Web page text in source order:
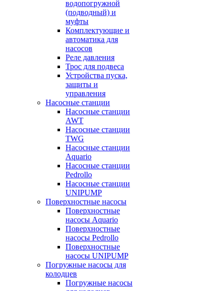
водопогружной
(подводный) и
муфты
Комплектующие и
автоматика для
насосов
Реле давления
Трос для подвеса
Устройства пуска,
защиты и
управления
Насосные станции
Насосные станции
AWT
Насосные станции
TWG
Насосные станции
Aquario
Насосные станции
Pedrollo
Насосные станции
UNIPUMP
Поверхностные насосы
Поверхностные
насосы Aquario
Поверхностные
насосы Pedrollo
Поверхностные
насосы UNIPUMP
Погружные насосы для
колодцев
Погружные насосы